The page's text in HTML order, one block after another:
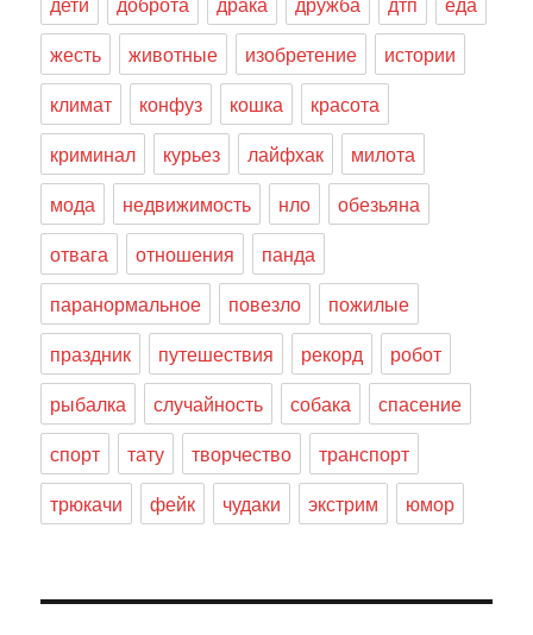
жесть
животные изобретение
истории
климат
конфуз кошка
красота
криминал
курьез лайфхак
милота
мода
недвижимость нло
обезьяна
отвага
отношения
панда
паранормальное
повезло
пожилые
праздник
путешествия рекорд
робот
рыбалка
случайность собака
спасение
спорт
тату творчество
транспорт
трюкачи
фейк чудаки экстрим юмор